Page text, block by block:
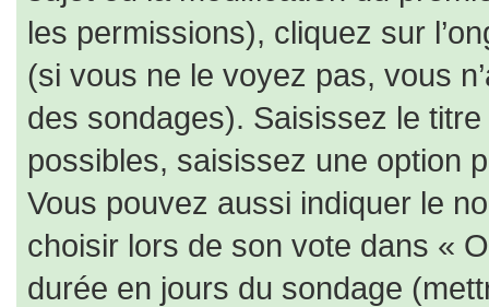
les permissions), cliquez sur
(si vous ne le voyez pas, vous
des sondages). Saisissez le
possibles, saisissez une option
Vous pouvez aussi indiquer le
choisir lors de son vote dans «
durée en jours du sondage